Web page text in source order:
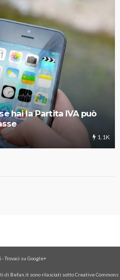
hai la Partita IVA può
1.1K
-Trovaci su Google+
di Befan.it sono rilasciati sotto Creative Commons